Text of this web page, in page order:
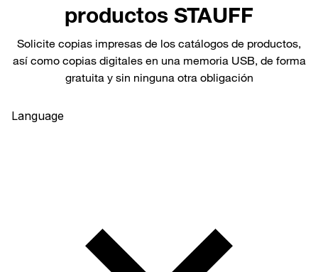
productos STAUFF
Solicite copias impresas de los catálogos de productos,
así como copias digitales en una memoria USB, de forma
gratuita y sin ninguna otra obligación